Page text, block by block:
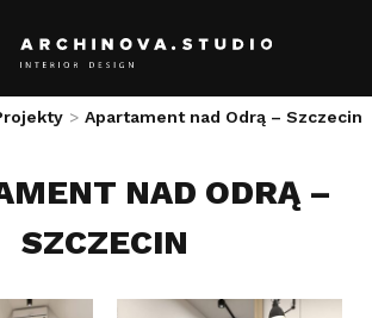
> Apartament nad Odrą – Szczecin
NAD ODRĄ –
SZCZECIN